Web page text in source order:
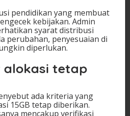
pendidikan yang membuat
kebijakan. Admin
syarat distribusi
perubahan, penyesuaian di
diperlukan.
tetap
ada kriteria yang
15GB tetap diberikan.
mencakup verifikasi